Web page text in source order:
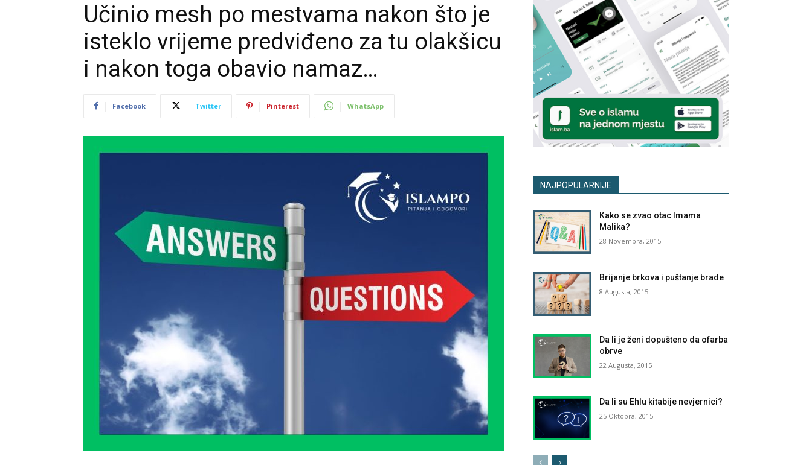
Učinio mesh po mestvama nakon što je
isteklo vrijeme predviđeno za tu olakšicu
i nakon toga obavio namaz…
Facebook Twitter Pinterest WhatsApp
NAJPOPULARNIJE
Kako se zvao otac Imama
Malika?
28 Novembra, 2015
Brijanje brkova i puštanje brade
8 Augusta, 2015
Da li je ženi dopušteno da ofarba
obrve
22 Augusta, 2015
Da li su Ehlu kitabije nevjernici?
25 Oktobra, 2015